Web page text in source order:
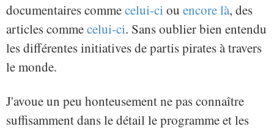
documentaires commecelui-ci ou encore là, des
articles commecelui-ci. Sans oublier bien entendu
les différentes initiatives de partis pirates à travers
le monde.
J'avoue un peu honteusement ne pas connaître
suffisamment dans le détail le programme et les